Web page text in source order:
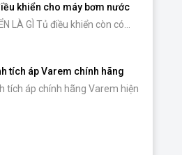
khiển cho máy bơm nước
LÀ GÌ Tủ điều khiển còn có...
tích áp Varem chính hãng
tích áp chính hãng Varem hiện